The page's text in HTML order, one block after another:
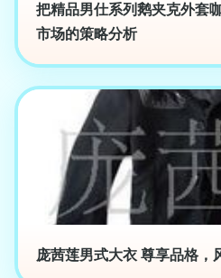
把精品男仕系列鹅夹克外套
市场的策略分析
庞茜莲男式大衣 尊享品格，